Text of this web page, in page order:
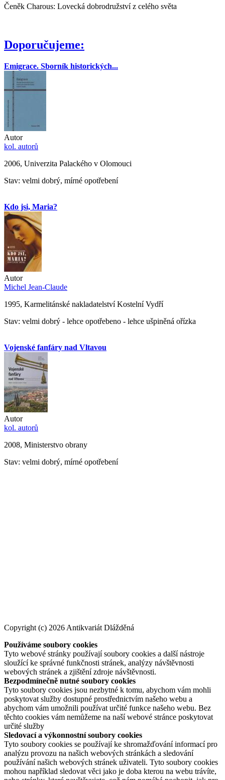
Čeněk Charous: Lovecká dobrodružství z celého světa
Doporučujeme:
Emigrace. Sborník historických...
Autor
kol. autorů
2006, Univerzita Palackého v Olomouci
Stav: velmi dobrý, mírné opotřebení
Kdo jsi, Maria?
Autor
Michel Jean-Claude
1995, Karmelitánské nakladatelství Kostelní Vydří
Stav: velmi dobrý - lehce opotřebeno - lehce ušpiněná ořízka
Vojenské fanfáry nad Vltavou
Autor
kol. autorů
2008, Ministerstvo obrany
Stav: velmi dobrý, mírné opotřebení
Copyright (c) 2026 Antikvariát Dlážděná
Používáme soubory cookies
Tyto webové stránky používají soubory cookies a další nástroje
sloužící ke správné funkčnosti stránek, analýzy návštěvnosti
webových stránek a zjištění zdroje návštěvnosti.
Bezpodmínečně nutné soubory cookies
Tyto soubory cookies jsou nezbytné k tomu, abychom vám mohli
poskytovat služby dostupné prostřednictvím našeho webu a
abychom vám umožnili používat určité funkce našeho webu. Bez
těchto cookies vám nemůžeme na naší webové stránce poskytovat
určité služby
Sledovací a výkonnostní soubory cookies
Tyto soubory cookies se používají ke shromažďování informací pro
analýzu provozu na našich webových stránkách a sledování
používání našich webových stránek uživateli. Tyto soubory cookies
mohou například sledovat věci jako je doba kterou na webu trávíte,